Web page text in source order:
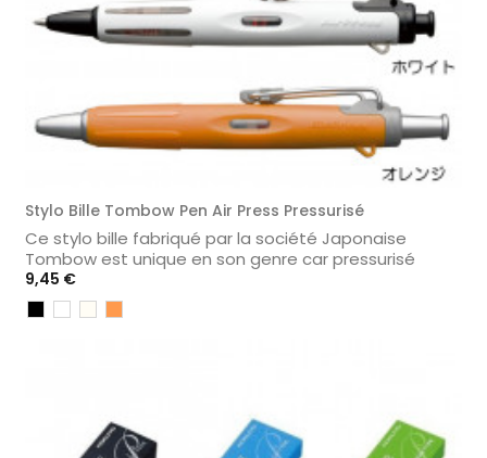
Stylo Bille Tombow Pen Air Press Pressurisé
Ce stylo bille fabriqué par la société Japonaise
Tombow est unique en son genre car pressurisé
Prix
9,45 €